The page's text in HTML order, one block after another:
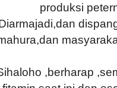
produksi
,berharap